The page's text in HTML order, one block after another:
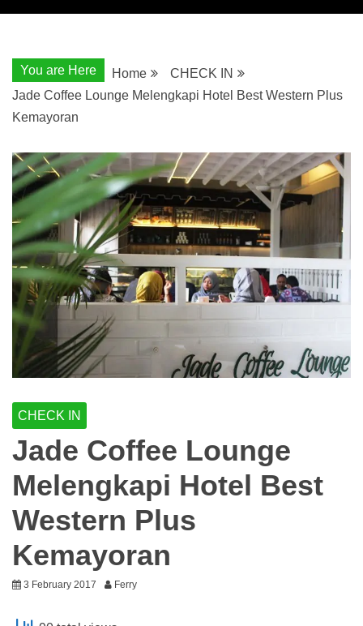
You are Here Home
CHECK IN
Jade Coffee Lounge Melengkapi Hotel Best Western Plus
Kemayoran
CHECK IN
Jade Coffee Lounge
Melengkapi Hotel Best
Western Plus
Kemayoran
3 February 2017 Ferry